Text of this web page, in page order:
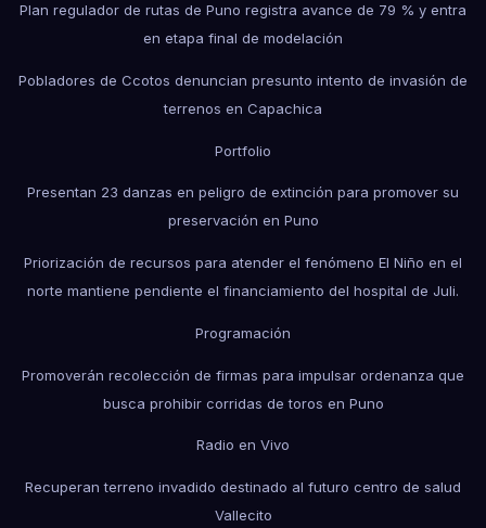
Plan regulador de rutas de Puno registra avance de 79 % y entra
en etapa final de modelación
Pobladores de Ccotos denuncian presunto intento de invasión de
terrenos en Capachica
Portfolio
Presentan 23 danzas en peligro de extinción para promover su
preservación en Puno
Priorización de recursos para atender el fenómeno El Niño en el
norte mantiene pendiente el financiamiento del hospital de Juli.
Programación
Promoverán recolección de firmas para impulsar ordenanza que
busca prohibir corridas de toros en Puno
Radio en Vivo
Recuperan terreno invadido destinado al futuro centro de salud
Vallecito